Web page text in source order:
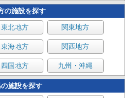
の施設を探す
東北地方 関東地方
東海地方 関西地方
四国地方 九州・沖縄
施設を探す